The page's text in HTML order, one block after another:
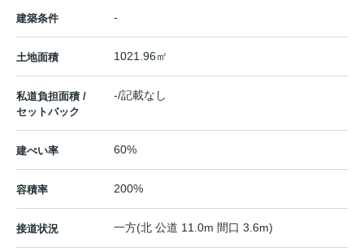
建築条件 -
土地面積 1021.96㎡
私道負担面積 /
セットバック
-/記載なし
建ぺい率 60%
容積率 200%
接道状況 一方(北 公道 11.0m 間口 3.6m)